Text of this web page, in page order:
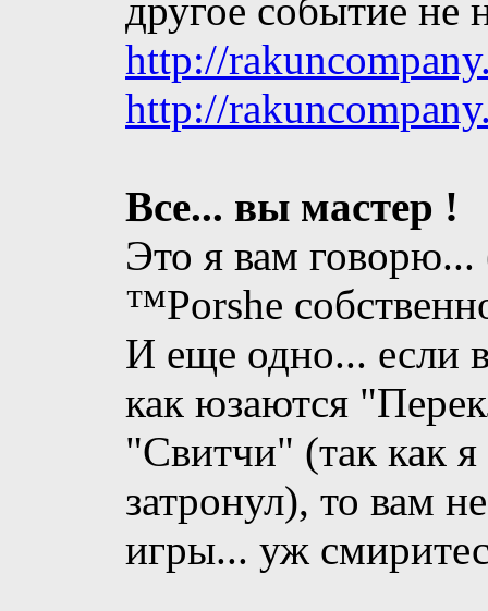
другое событие не
http://
http://
Все... вы мастер !
Это я вам
™Porshe
И еще одно... если
как юзаются
"Свитчи" (так как
затронул), то вам
игры... уж